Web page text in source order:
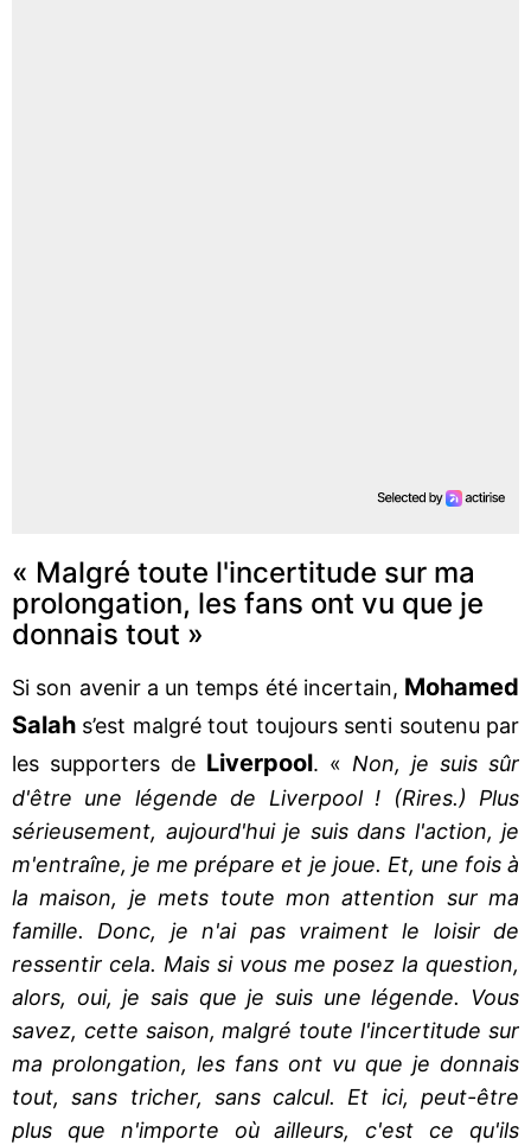
« Malgré toute l'incertitude sur ma
prolongation, les fans ont vu que je
donnais tout »
Si son avenir a un temps été incertain, Mohamed
Salah s’est malgré tout toujours senti soutenu par
les supporters de Liverpool. « Non, je suis sûr
d'être une légende de Liverpool ! (Rires.) Plus
sérieusement, aujourd'hui je suis dans l'action, je
m'entraîne, je me prépare et je joue. Et, une fois à
la maison, je mets toute mon attention sur ma
famille. Donc, je n'ai pas vraiment le loisir de
ressentir cela. Mais si vous me posez la question,
alors, oui, je sais que je suis une légende. Vous
savez, cette saison, malgré toute l'incertitude sur
ma prolongation, les fans ont vu que je donnais
tout, sans tricher, sans calcul. Et ici, peut-être
plus que n'importe où ailleurs, c'est ce qu'ils